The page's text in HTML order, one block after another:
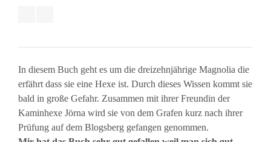
In diesem Buch geht es um die dreizehnjährige Magnolia die
erfährt dass sie eine Hexe ist. Durch dieses Wissen kommt sie
bald in große Gefahr. Zusammen mit ihrer Freundin der
Kaminhexe Jörna wird sie von dem Grafen kurz nach ihrer
Prüfung auf dem Blogsberg gefangen genommen.